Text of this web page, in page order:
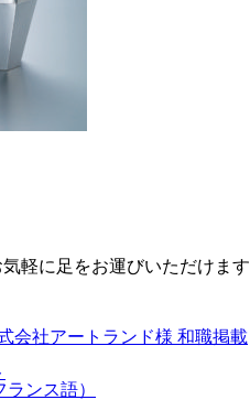
軽に足をお運びいただけます
会社アートランド様 和職掲載
ンス語）